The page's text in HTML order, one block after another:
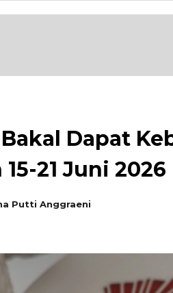
Dapat
21 Juni 2026
Putti Anggraeni